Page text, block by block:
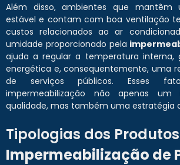
Além disso, ambientes que mantêm
estável e contam com boa ventilação
custos relacionados ao ar
umidade proporcionado pela
ajuda a regular a temperatura interna,
energética e, consequentemente, uma
de serviços públicos. Esses
impermeabilização não apenas um
qualidade, mas também uma estratégia
Tipologias dos
Impermeabilização de